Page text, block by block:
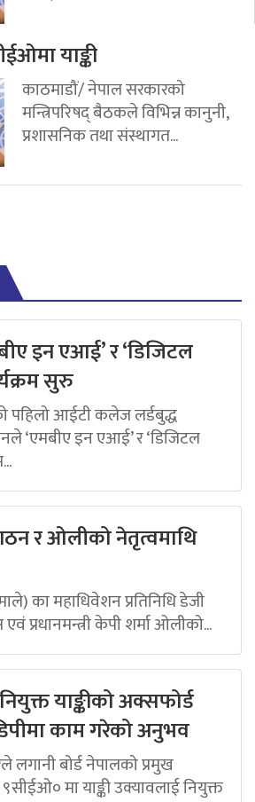
याङ्की
काठमाडौं/ नेपाल सरकारको
मन्त्रिपरिषद् बैठकले विभिन्न कानुनी,
प्रशासनिक तथा संस्थागत...
इन एआई’ र ‘डिजिटल
सुरु
पहिलो आईटी कलेज लर्डबुद्ध
‘एमबीए इन एआई’ र ‘डिजिटल
र ओलीको नेतृत्वमाथि
का महाधिवेशन प्रतिनिधि डेजी
एवं प्रधानमन्त्री केपी शर्मा ओलीको...
याङ्कीको अक्सफोर्ड
काम गरेको अनुभव
लगानी बोर्ड नेपालको प्रमुख
मा याङ्की उक्यावलाई नियुक्त